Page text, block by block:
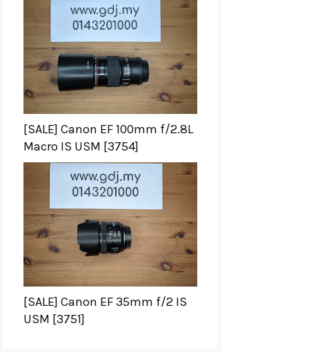
[SALE] Canon EF 100mm f/2.8L
Macro IS USM [3754]
[SALE] Canon EF 35mm f/2 IS
USM [3751]